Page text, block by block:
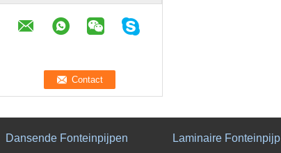
Dansende Fonteinpijpen Laminaire Fonteinpijp